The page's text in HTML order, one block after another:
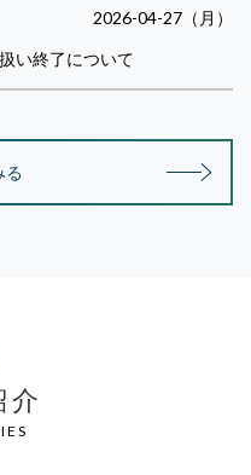
2026-04-27（月）
い終了について
る
介